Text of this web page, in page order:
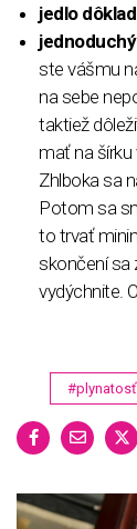
jedlo
ste vášmu
na sebe
taktiež
mať na šírku
Zhlboka sa
Potom sa
to trvať
skončení sa
vydýchnite.
#plynatosť